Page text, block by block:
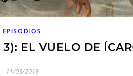
EPISODIOS
EL VUELO DE
11/03/2019